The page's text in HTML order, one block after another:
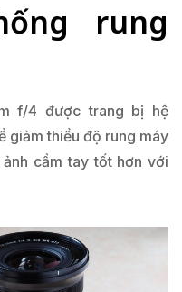
rung
f/4 được trang bị hệ
giảm thiểu độ rung máy
cầm tay tốt hơn với